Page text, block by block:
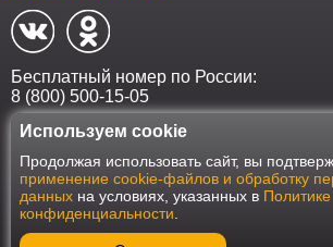
Бесплатный номер по России:
8 (800) 500-15-05
Наш интернет-магазин работает в
Федерального закона от 27 июля 2006 года
данных". Оформить заказ на сайте Мебеласка
наличии согласия на обработку Ваших
улучшения работы сайта и его взаимодействия
используем файлы cookie. Продолжая
Используем cookie
Продолжая использовать сайт, вы
применение cookie-файлов и обработку
данных на условиях, указанных в Политике
конфиденциальности